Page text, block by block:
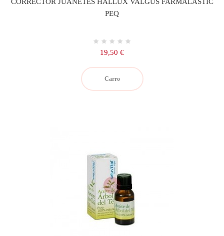
CORRECTOR JUANETES HALLUX VALGUS FARMALASTIC
PEQ
Precio
19,50 €
Carro